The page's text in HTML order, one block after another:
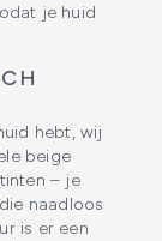
je huid
hebt, wij
beige
– je
naadloos
is er een